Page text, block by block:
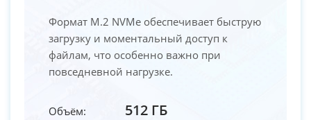
Формат M.2 NVMe обеспечивает быструю
загрузку и моментальный доступ к
файлам, что особенно важно при
повседневной нагрузке.
Объём: 512 ГБ